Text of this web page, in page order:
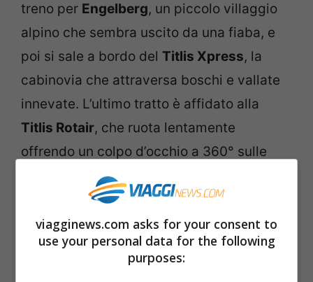
treno per Engelberg, un piccolo villaggio
alpino che sembra uscito da una fiaba, e
poi si sale a bordo del Titlis Xpress, la
cabinovia che attraversa boschi e vallate
innevate. L’ultimo tratto è affidato alla
Titlis Rotair, che ruota lentamente
offrendo un colpo d’occhio a 360° sulle
Alpi e sul ghiacciaio, fino a raggiungere un
mondo di ghiaccio dove, poco più in
basso, si apre la celebreGlacier Cave.
viagginews.com asks for your consent to
use your personal data for the following
purposes: